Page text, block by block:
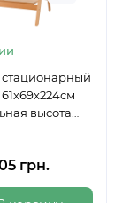
высота
грн.